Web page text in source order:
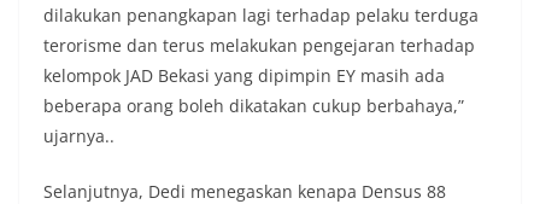
dilakukan penangkapan lagi terhadap pelaku terduga
terorisme dan terus melakukan pengejaran terhadap
kelompok JAD Bekasi yang dipimpin EY masih ada
beberapa orang boleh dikatakan cukup berbahaya,”
ujarnya..
Selanjutnya, Dedi menegaskan kenapa Densus 88